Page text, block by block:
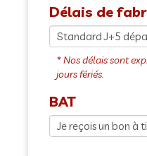
Délais de
BAT